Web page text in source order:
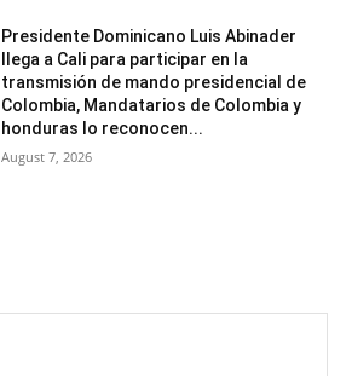
Presidente Dominicano Luis Abinader
llega a Cali para participar en la
transmisión de mando presidencial de
Colombia, Mandatarios de Colombia y
honduras lo reconocen...
August 7, 2026